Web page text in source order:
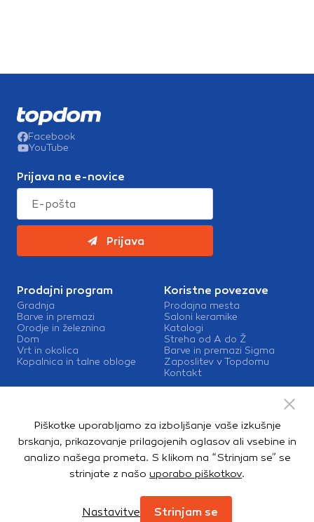
Facebook
YouTube
Prijava na e-novice
Prijava
Prodajni program
Gradnja
Barve in premazi
Orodje in železnina
Dom
Vrt in okolica
Kopalnica in talne obloge
Koristne povezave
Prodajna mesta
Saloni keramike
Katalogi
Streha od A do Ž
Barve in premazi Sigma
Zaposlitev v Topdomu
Kontakt
Mešalnice barv
Dostava
Zasebnost in piškotki
Piškotke uporabljamo za izboljšanje vaše izkušnje
brskanja, prikazovanje prilagojenih oglasov ali vsebine in
analizo našega prometa. S klikom na “Strinjam se” se
strinjate z našo uporabo piškotkov.
Nastavitve Strinjam se